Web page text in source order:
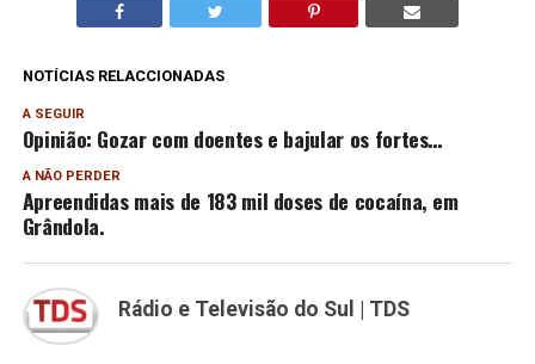
NOTÍCIAS RELACCIONADAS
A SEGUIR
Opinião: Gozar com doentes e bajular os fortes…
A NÃO PERDER
Apreendidas mais de 183 mil doses de cocaína, em
Grândola.
Rádio e Televisão do Sul | TDS